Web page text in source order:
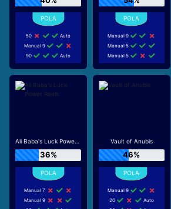
50
Auto
Manual 9
90
Auto
Manual 9
Manual 5
Manual 5
Ali Baba's Luck Power Reels
36%
Manual 7
Manual 9
Vault of Anubis
46%
Manual 9
20
Auto